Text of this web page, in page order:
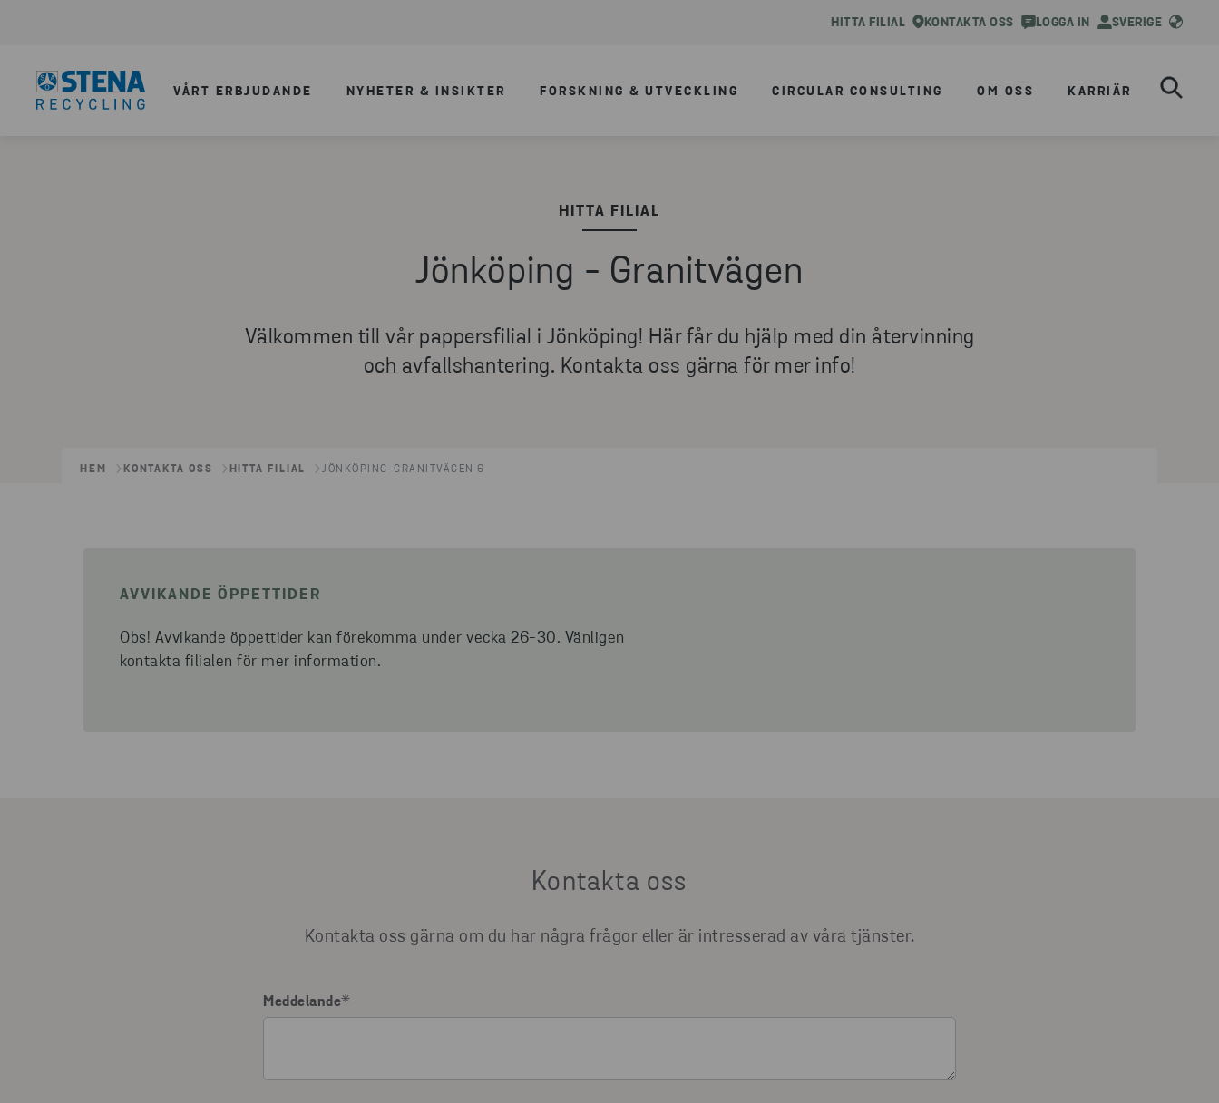
HITTA FILIAL KONTAKTA OSS LOGGA IN SVERIGE
VÅRT ERBJUDANDE NYHETER & INSIKTER FORSKNING & UTVECKLING CIRCULAR CONSULTING OM OSS KARRIÄR
HITTA FILIAL
Jönköping - Granitvägen
Välkommen till vår pappersfilial i Jönköping! Här får du hjälp med din återvinning
och avfallshantering. Kontakta oss gärna för mer info!
HEM KONTAKTA OSS HITTA FILIAL JÖNKÖPING-GRANITVÄGEN 6
AVVIKANDE ÖPPETTIDER
Obs! Avvikande öppettider kan förekomma under vecka 26-30. Vänligen
kontakta filialen för mer information.
Kontakta oss
Kontakta oss gärna om du har några frågor eller är intresserad av våra tjänster.
Meddelande*